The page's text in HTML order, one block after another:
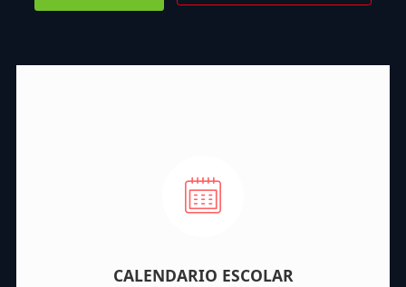
CALENDARIO ESCOLAR